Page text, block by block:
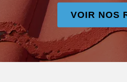
VOIR NOS